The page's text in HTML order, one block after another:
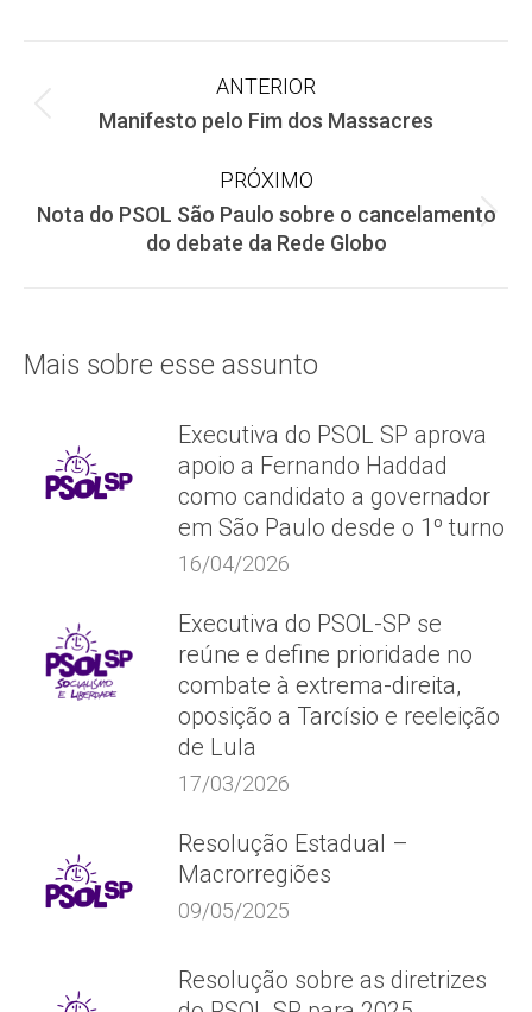
Navegação
post:
ANTERIOR
Post
Manifesto pelo Fim dos Massacres
PRÓXIMO
Próximo
post:
Nota do PSOL São Paulo sobre o cancelamento
do debate da Rede Globo
Mais sobre esse assunto
Executiva do PSOL SP aprova
apoio a Fernando Haddad
como candidato a governador
em São Paulo desde o 1º turno
16/04/2026
Executiva do PSOL-SP se
reúne e define prioridade no
combate à extrema-direita,
oposição a Tarcísio e reeleição
de Lula
17/03/2026
Resolução Estadual –
Macrorregiões
09/05/2025
Resolução sobre as diretrizes